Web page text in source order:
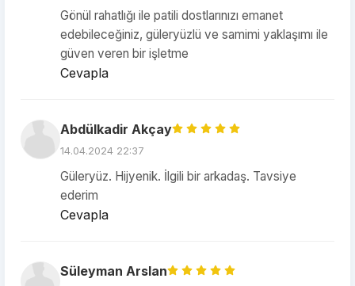
Gönül rahatlığı ile patili dostlarınızı emanet
edebileceğiniz, güleryüzlü ve samimi yaklaşımı ile
güven veren bir işletme
Cevapla
Abdülkadir Akçay
14.04.2024 22:37
Güleryüz. Hijyenik. İlgili bir arkadaş. Tavsiye
ederim
Cevapla
Süleyman Arslan